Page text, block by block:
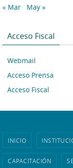
« Mar
May »
Acceso Fiscal
Webmail
Acceso Prensa
Acceso Fiscal
INICIO
CAPACITACIÓN